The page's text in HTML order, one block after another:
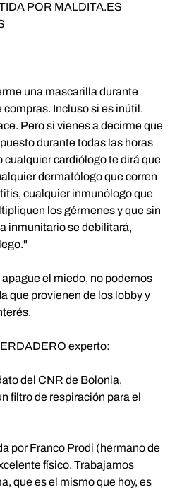
POR MALDITA.ES
una mascarilla durante
compras. Incluso si es inútil.
Pero si vienes a decirme que
durante todas las horas
cualquier cardiólogo te dirá que
dermatólogo que corren
cualquier inmunólogo que
los gérmenes y que sin
inmunitario se debilitará,
el miedo, no podemos
que provienen de los lobby y
experto:
del CNR de Bolonia,
filtro de respiración para el
por Franco Prodi (hermano de
físico. Trabajamos
que es el mismo que hoy, es